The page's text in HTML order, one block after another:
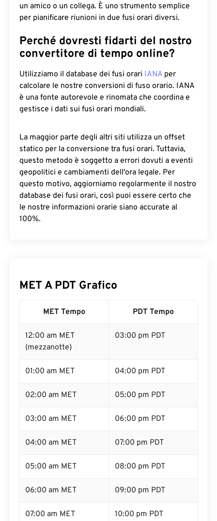
un amico o un collega. È uno strumento semplice
per pianificare riunioni in due fusi orari diversi.
Perché dovresti fidarti del nostro
convertitore di tempo online?
Utilizziamo il database dei fusi orari IANA per
calcolare le nostre conversioni di fuso orario. IANA
è una fonte autorevole e rinomata che coordina e
gestisce i dati sui fusi orari mondiali.
La maggior parte degli altri siti utilizza un offset
statico per la conversione tra fusi orari. Tuttavia,
questo metodo è soggetto a errori dovuti a eventi
geopolitici e cambiamenti dell'ora legale. Per
questo motivo, aggiorniamo regolarmente il nostro
database dei fusi orari, così puoi essere certo che
le nostre informazioni orarie siano accurate al
100%.
MET A PDT Grafico
MET Tempo PDT Tempo
12:00 am MET
(mezzanotte)
03:00 pm PDT
01:00 am MET 04:00 pm PDT
02:00 am MET 05:00 pm PDT
03:00 am MET 06:00 pm PDT
04:00 am MET 07:00 pm PDT
05:00 am MET 08:00 pm PDT
06:00 am MET 09:00 pm PDT
07:00 am MET 10:00 pm PDT